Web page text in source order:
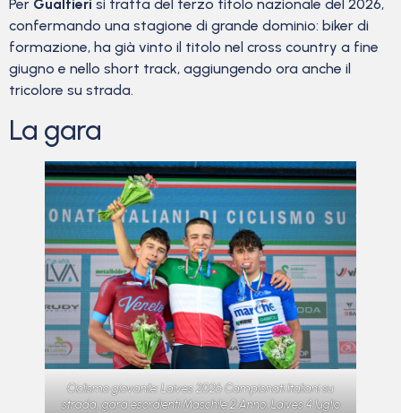
Per Gualtieri si tratta del terzo titolo nazionale del 2026,
confermando una stagione di grande dominio: biker di
formazione, ha già vinto il titolo nel cross country a fine
giugno e nello short track, aggiungendo ora anche il
tricolore su strada.
La gara
Ciclismo giovanile: Laives 2026 Campionati Italiani su
strada, gara esordienti Maschile 2 Anno, Laives 4 luglio